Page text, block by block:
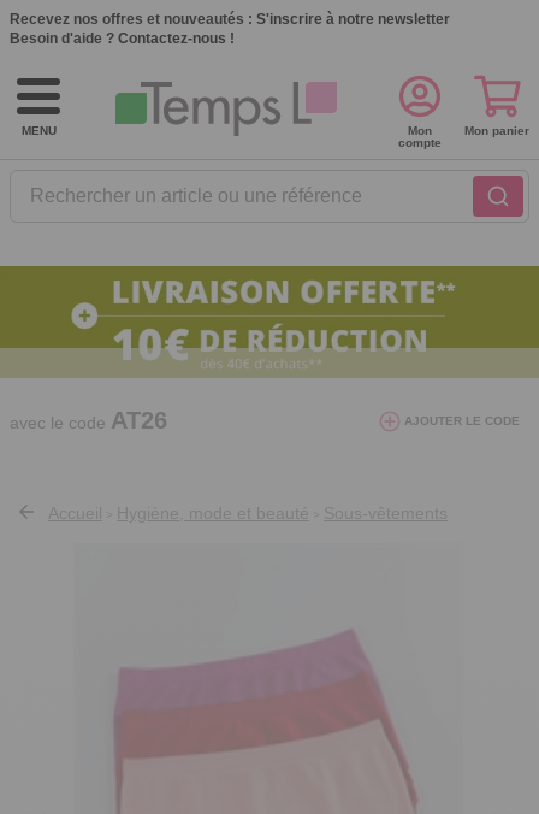
Recevez nos offres et nouveautés : S'inscrire à notre newsletter
Besoin d'aide ? Contactez-nous !
MENU
Rechercher un article ou une référence
Mon
compte
Mon panier
10€ de réduction dès 40€ d'achat. Offre
valable du 03/08/2026 au 12/08/2026.
avec le code AT26 AJOUTER LE CODE
Accueil Hygiène, mode et beauté Sous-vêtements